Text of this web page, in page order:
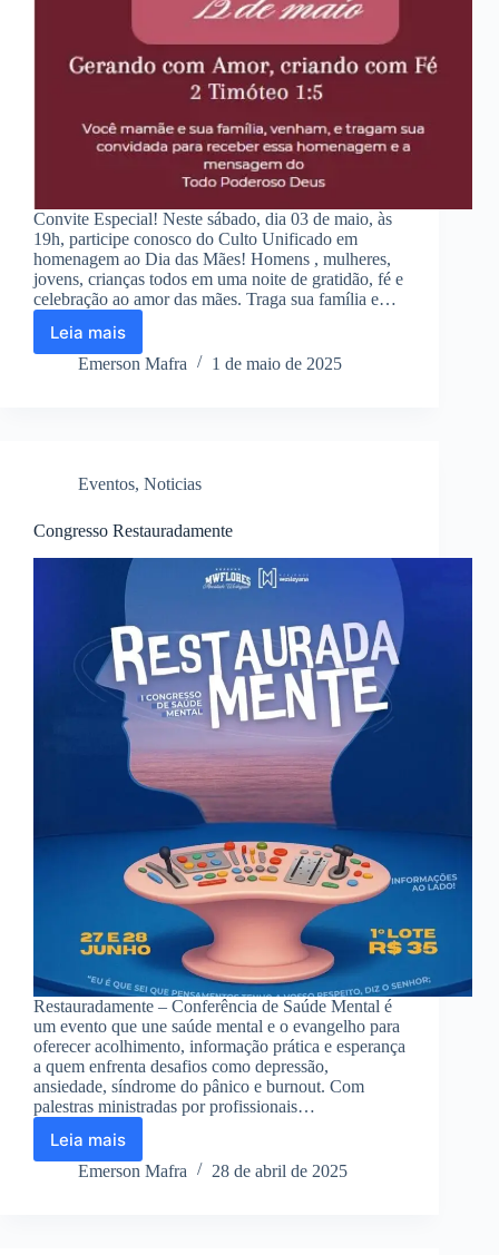
Convite Especial! Neste sábado, dia 03 de maio, às
19h, participe conosco do Culto Unificado em
homenagem ao Dia das Mães! Homens , mulheres,
jovens, crianças todos em uma noite de gratidão, fé e
celebração ao amor das mães. Traga sua família e…
Leia mais
AM-
Culto
Emerson Mafra 1 de maio de 2025
Eventos, Noticias
Congresso Restauradamente
Restauradamente – Conferência de Saúde Mental é
um evento que une saúde mental e o evangelho para
oferecer acolhimento, informação prática e esperança
a quem enfrenta desafios como depressão,
ansiedade, síndrome do pânico e burnout. Com
palestras ministradas por profissionais…
Leia maisCongresso
Restauradamente
Emerson Mafra 28 de abril de 2025